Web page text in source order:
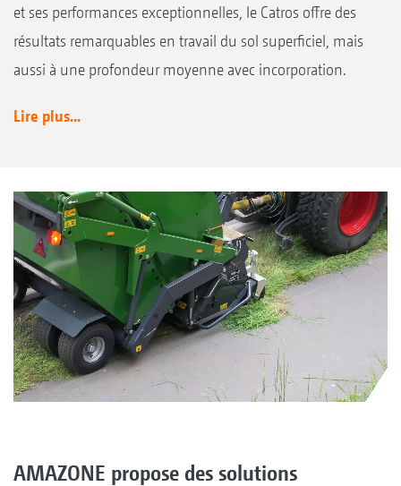
et ses performances exceptionnelles, le Catros offre des
résultats remarquables en travail du sol superficiel, mais
aussi à une profondeur moyenne avec incorporation.
Lire plus...
AMAZONE propose des solutions